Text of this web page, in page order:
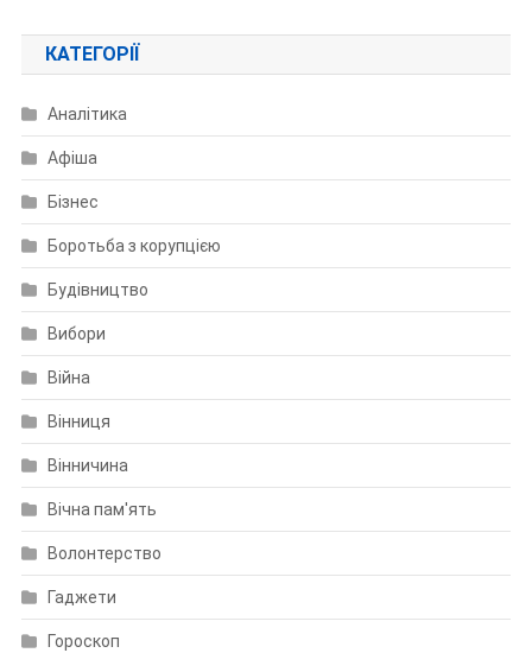
КАТЕГОРІЇ
Аналітика
Афіша
Бізнес
Боротьба з корупцією
Будівництво
Вибори
Війна
Вінниця
Вінничина
Вічна пам'ять
Волонтерство
Гаджети
Гороскоп